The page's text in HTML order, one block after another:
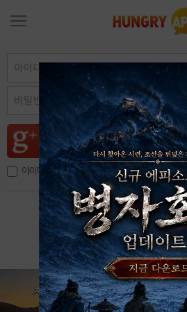
아이디, 이메일 저장
아이디 / 비밀번호 찾기